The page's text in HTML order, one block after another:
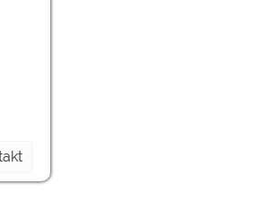
können jeder Zeit im Footer